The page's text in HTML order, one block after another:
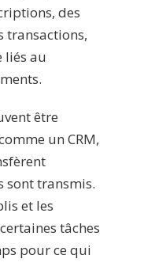
des
transactions,
liés au
être
un CRM,
sont transmis.
et les
tâches
pour ce qui